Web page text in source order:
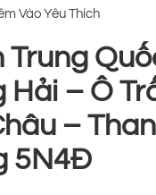
Vào Yêu Thích
Trung
Hải – Ô
–
5N4Đ